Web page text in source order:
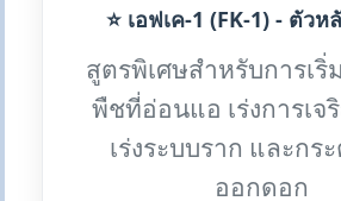
⭐ เอฟเค-1 (FK-1) - ตัวห
สูตรพิเศษสำหรับการเ
พืชที่อ่อนแอ เร่งการเจ
เร่งระบบราก และกร
ออกดอก